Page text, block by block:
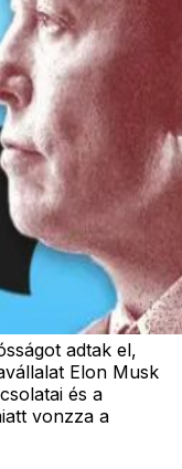
adtak el,
Elon Musk
és a
vonzza a